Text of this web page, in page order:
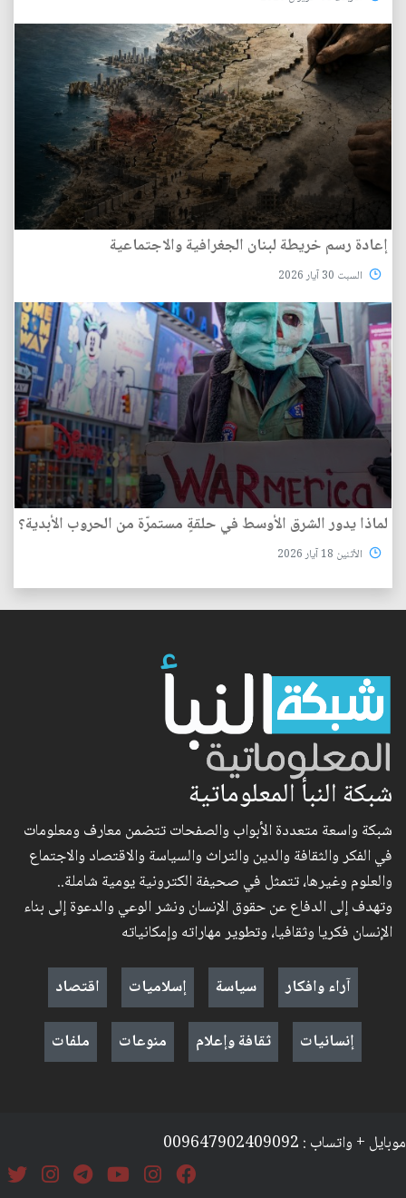
إعادة رسم خريطة لبنان الجغرافية والاجتماعية
السبت 30 آيار 2026
لماذا يدور الشرق الأوسط في حلقةٍ مستمرّة من الحروب الأبدية؟
الأثنين 18 آيار 2026
شبكة النبأ المعلوماتية
شبكة واسعة متعددة الأبواب والصفحات تتضمن معارف ومعلومات
في الفكر والثقافة والدين والتراث والسياسة والاقتصاد والاجتماع
والعلوم وغيرها، تتمثل في صحيفة الكترونية يومية شاملة..
وتهدف إلى الدفاع عن حقوق الإنسان ونشر الوعي والدعوة إلى بناء
الإنسان فكريا وثقافيا، وتطوير مهاراته وإمكانياته
آراء وافكار
سياسة إسلاميات
اقتصاد
إنسانيات
ثقافة وإعلام منوعات ملفات
موبايل + واتساب : 009647902409092